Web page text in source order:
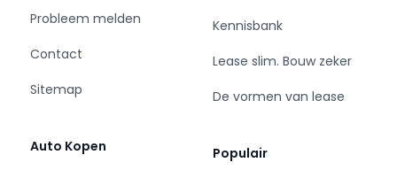
Probleem melden
Contact
Sitemap
Auto Kopen
Kennisbank
Lease slim. Bouw zeker
De vormen van lease
Populair